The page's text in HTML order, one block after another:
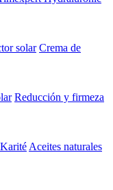
solar Crema de
Reducción y firmeza
Aceites naturales